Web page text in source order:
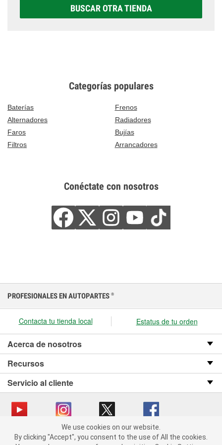
BUSCAR OTRA TIENDA
Categorías populares
Baterías
Frenos
Alternadores
Radiadores
Faros
Bujías
Filtros
Arrancadores
Conéctate con nosotros
We use cookies on our website. By clicking "Accept", you consent
to the use of All the cookies.
PROFESIONALES EN AUTOPARTES ®
Contacta tu tienda local Estatus de tu orden
Acerca de nosotros
Recursos
Servicio al cliente
Copyright © 2008-2026 O’Reilly Auto Parts v OST_3.2.0.0.729 (3) cv1361
We use cookies on our website.
By clicking "Accept", you consent to the use of All the cookies.